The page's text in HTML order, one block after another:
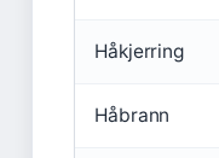
Håkjerring
Håbrann